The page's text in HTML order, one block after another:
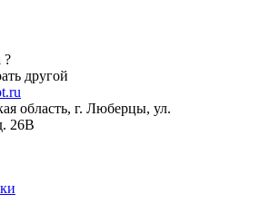
?
другой
область, г. Люберцы, ул.
26В